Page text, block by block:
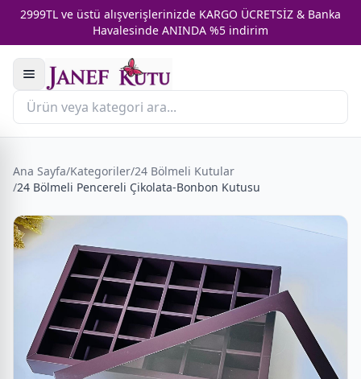
2999TL ve üstü alışverişlerinizde KARGO ÜCRETSİZ & Banka
Havalesinde ANINDA %5 indirim
Ana Sayfa/Kategoriler/24 Bölmeli Kutular
/24 Bölmeli Pencereli Çikolata-Bonbon Kutusu